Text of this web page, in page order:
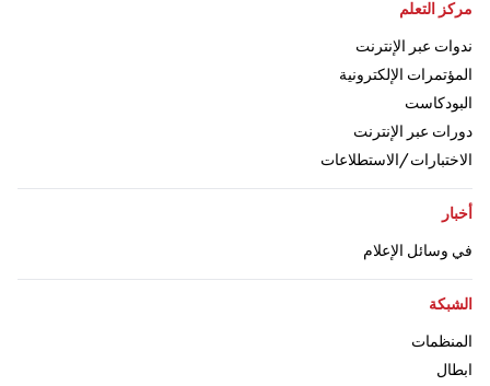
اذهب إلى:
مركز التعلم
ندوات عبر الإنترنت
المؤتمرات الإلكترونية
البودكاست
دورات عبر الإنترنت
الاختبارات/الاستطلاعات
اذهب إلى:
أخبار
في وسائل الإعلام
اذهب إلى:
الشبكة
المنظمات
ابطال